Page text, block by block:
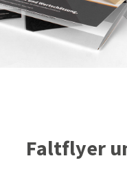
Faltflyer